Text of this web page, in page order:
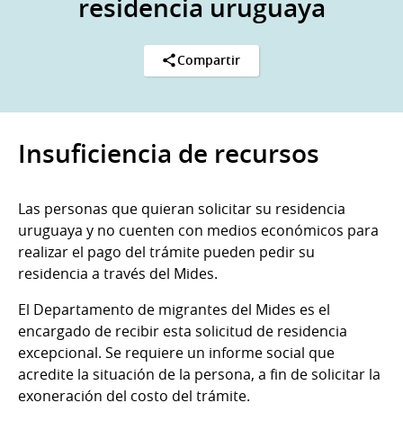
residencia uruguaya
Compartir
Insuficiencia de recursos
Las personas que quieran solicitar su residencia
uruguaya y no cuenten con medios económicos para
realizar el pago del trámite pueden pedir su
residencia a través del Mides.
El Departamento de migrantes del Mides es el
encargado de recibir esta solicitud de residencia
excepcional. Se requiere un informe social que
acredite la situación de la persona, a fin de solicitar la
exoneración del costo del trámite.